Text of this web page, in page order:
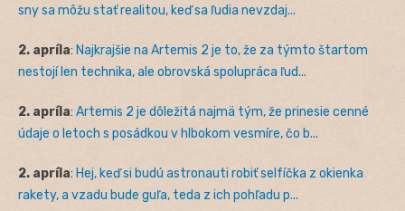
sny sa môžu stať realitou, keď sa ľudia nevzdaj...
2. apríla: Najkrajšie na Artemis 2 je to, že za týmto štartom
nestojí len technika, ale obrovská spolupráca ľud...
2. apríla: Artemis 2 je dôležitá najmä tým, že prinesie cenné
údaje o letoch s posádkou v hlbokom vesmíre, čo b...
2. apríla: Hej, keď si budú astronauti robiť selfíčka z okienka
rakety, a vzadu bude guľa, teda z ich pohľadu p...